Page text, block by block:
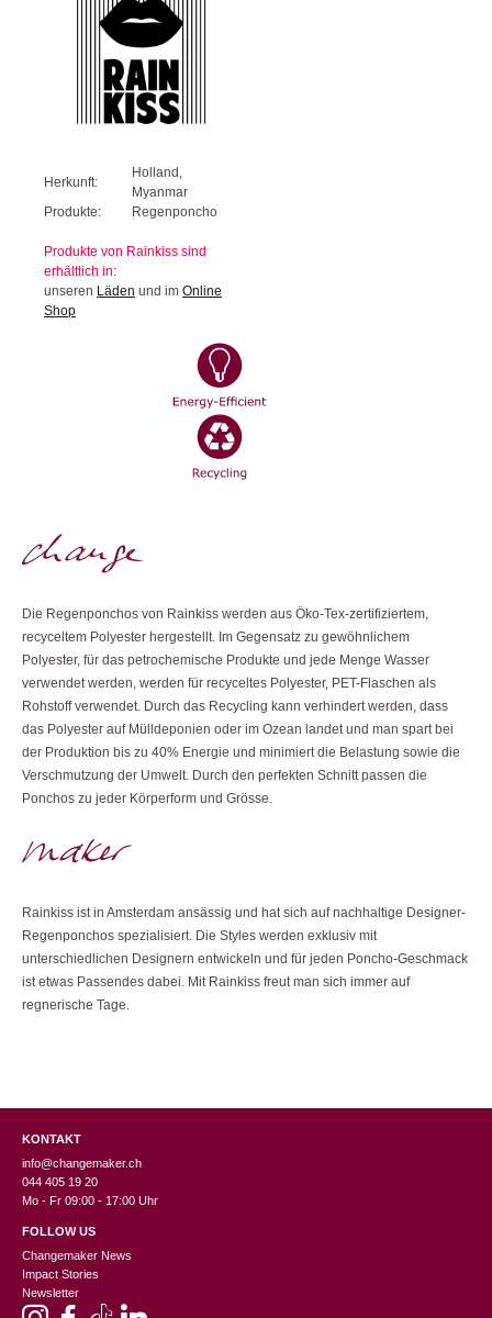
Herkunft:
Holland,
Myanmar
Produkte:
Regenponcho
Produkte von Rainkiss sind
erhältlich in:
unseren Läden und im Online
Shop
Die Regenponchos von Rainkiss werden aus Öko-Tex-zertifiziertem,
recyceltem Polyester hergestellt. Im Gegensatz zu gewöhnlichem
Polyester, für das petrochemische Produkte und jede Menge Wasser
verwendet werden, werden für recyceltes Polyester, PET-Flaschen als
Rohstoff verwendet. Durch das Recycling kann verhindert werden, dass
das Polyester auf Mülldeponien oder im Ozean landet und man spart bei
der Produktion bis zu 40% Energie und minimiert die Belastung sowie die
Verschmutzung der Umwelt. Durch den perfekten Schnitt passen die
Ponchos zu jeder Körperform und Grösse.
Rainkiss ist in Amsterdam ansässig und hat sich auf nachhaltige Designer-
Regenponchos spezialisiert. Die Styles werden exklusiv mit
unterschiedlichen Designern entwickeln und für jeden Poncho-Geschmack
ist etwas Passendes dabei. Mit Rainkiss freut man sich immer auf
regnerische Tage.
KONTAKT
info@changemaker.ch
044 405 19 20
Mo - Fr 09:00 - 17:00 Uhr
FOLLOW US
Changemaker News
Impact Stories
Newsletter